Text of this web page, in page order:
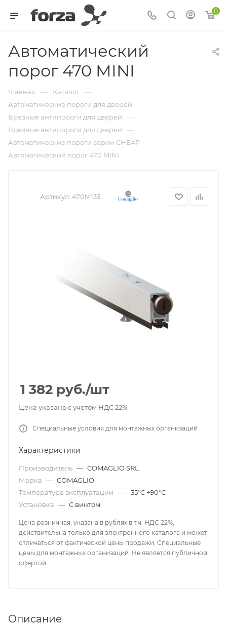
0
Автоматический
порог 470 MINI
Главная — Каталог —
Автоматические пороги для дверей —
Врезные антипороги для дверей —
Врезные антипороги для дверей —
Автоматические пороги серии CHEAP —
Автоматический порог 470 MINI
Артикул: 470M133
1 382 руб./шт
Цена указана с учетом НДС 22%
Специальные условия для монтажных организаций
Характеристики
Производитель — COMAGLIO SRL
Марка — COMAGLIO
Температура эксплуатации — -35°С +90°С
Установка — С винтом
Цена розничная, указана в рублях в т.ч. НДС 22%,
действительна только для электронного каталога и может
отличаться от фактической цены продажи. Специальные
цены для монтажных организаций. Не является публичной
офертой.
Описание